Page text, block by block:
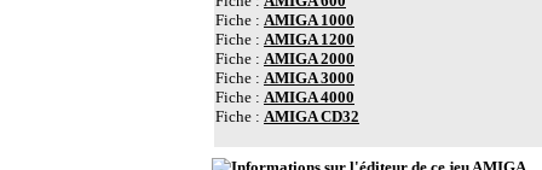
Fiche : AMIGA 1000
Fiche : AMIGA 1200
Fiche : AMIGA 2000
Fiche : AMIGA 3000
Fiche : AMIGA 4000
Fiche : AMIGA CD32